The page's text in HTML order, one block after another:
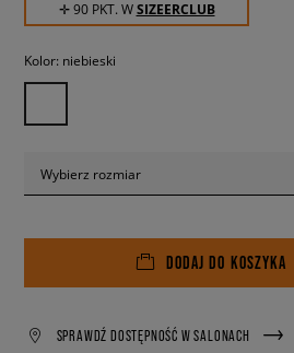
✛ 90 PKT. WSIZEERCLUB
Kolor: niebieski
Wybierz rozmiar
DODAJ DO KOSZYKA
SPRAWDŹ DOSTĘPNOŚĆ W SALONACH